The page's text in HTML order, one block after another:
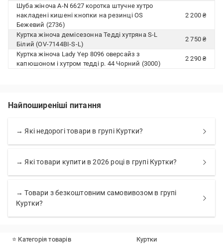
Шуба жіноча A-N 6627 коротка штучне хутро
накладені кишені кнопки на резинці OS
Бежевий (2736)
2 200 ₴
Куртка жіноча демісезонна Тедді хутряна S-L
Білий (OV-7144BI-S-L)
2 750 ₴
Куртка жіноча Lady Yep 8096 оверсайз з
капюшоном і хутром тедді р. 44 Чорний (3000)
2 290 ₴
Найпоширеніші питання
→ Які недорогі товари в групі Куртки?
→ Які товари купити в 2026 році в групі Куртки?
→ Товари з безкоштовним самовивозом в групі
Куртки?
⭐ Категорія товарів Куртки